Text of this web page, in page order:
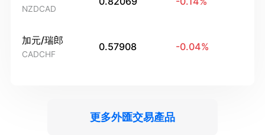
NZDCAD
加元/瑞郎
CADCHF
0.57908 -0.04%
更多外匯交易產品